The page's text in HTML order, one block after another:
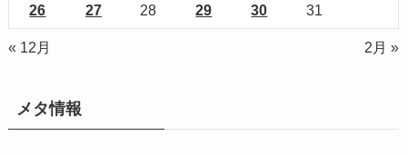
26 27 28 29 30 31
« 12月 2月 »
メタ情報